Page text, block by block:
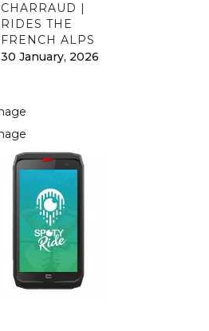
CHARRAUD |
RIDES THE
FRENCH ALPS
30 January, 2026